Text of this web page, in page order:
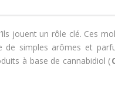
jouent un rôle clé. Ces
simples arômes et
à base de cannabidiol (